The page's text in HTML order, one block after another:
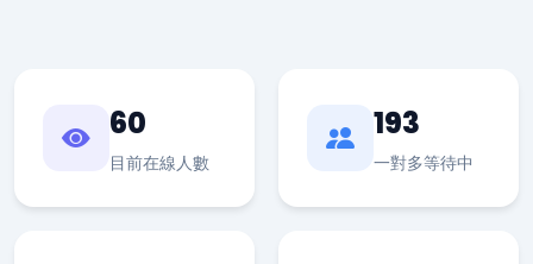
60
目前在線人數
193
一對多等待中